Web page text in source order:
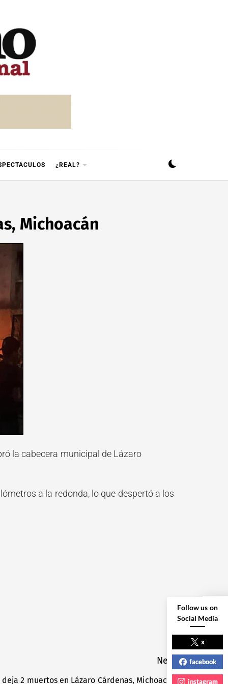
¿REAL?
Michoacán
la cabecera municipal de Lázaro
a la redonda, lo que despertó a los
Next
Next
2 muertos en Lázaro Cárdenas, Michoacán
NEXT POST
Follow us on
Social Media
x
facebook
instagram